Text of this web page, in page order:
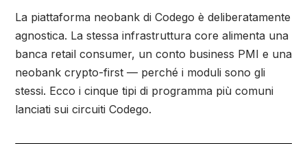
La piattaforma neobank di Codego è deliberatamente
agnostica. La stessa infrastruttura core alimenta una
banca retail consumer, un conto business PMI e una
neobank crypto-first — perché i moduli sono gli
stessi. Ecco i cinque tipi di programma più comuni
lanciati sui circuiti Codego.